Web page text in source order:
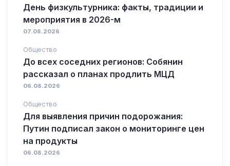
День физкультурника: факты, традиции и
мероприятия в 2026-м
07.08.2026
Общество
До всех соседних регионов: Собянин
рассказал о планах продлить МЦД
06.08.2026
Общество
Для выявления причин подорожания:
Путин подписал закон о мониторинге цен
на продукты
06.08.2026